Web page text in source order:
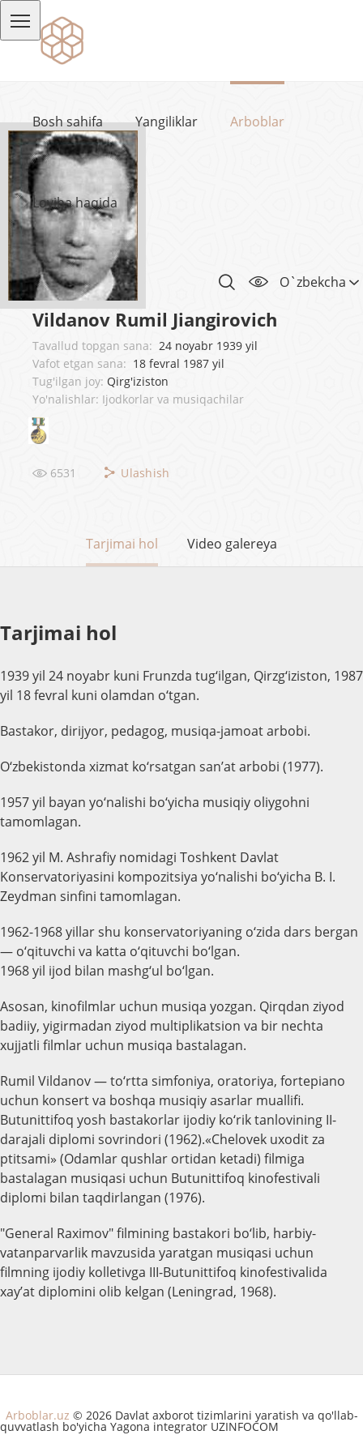
Bosh sahifa Yangiliklar Arboblar
Loyiha haqida
O`zbekcha
Vildanov Rumil Jiangirovich
Tavallud topgan sana: 24 noyabr 1939 yil
Vafot etgan sana: 18 fevral 1987 yil
Tug'ilgan joy: Qirg'iziston
Yo'nalishlar: Ijodkorlar va musiqachilar
6531 Ulashish
Tarjimai hol Video galereya
Tarjimai hol
1939 yil 24 noyabr kuni Frunzda tug‘ilgan, Qirzg‘iziston, 1987
yil 18 fevral kuni olamdan o‘tgan.
Bastakor, dirijyor, pedagog, musiqa-jamoat arbobi.
O‘zbekistonda xizmat ko‘rsatgan san’at arbobi (1977).
1957 yil bayan yo‘nalishi bo‘yicha musiqiy oliygohni
tamomlagan.
1962 yil M. Ashrafiy nomidagi Toshkent Davlat
Konservatoriyasini kompozitsiya yo‘nalishi bo‘yicha B. I.
Zeydman sinfini tamomlagan.
1962-1968 yillar shu konservatoriyaning o‘zida dars bergan
— o‘qituvchi va katta o‘qituvchi bo‘lgan.
1968 yil ijod bilan mashg‘ul bo‘lgan.
Asosan, kinofilmlar uchun musiqa yozgan. Qirqdan ziyod
badiiy, yigirmadan ziyod multiplikatsion va bir nechta
xujjatli filmlar uchun musiqa bastalagan.
Rumil Vildanov — to‘rtta simfoniya, oratoriya, fortepiano
uchun konsert va boshqa musiqiy asarlar muallifi.
Butunittifoq yosh bastakorlar ijodiy ko‘rik tanlovining II-
darajali diplomi sovrindori (1962).«Chelovek uxodit za
ptitsami» (Odamlar qushlar ortidan ketadi) filmiga
bastalagan musiqasi uchun Butunittifoq kinofestivali
diplomi bilan taqdirlangan (1976).
"General Raximov" filmining bastakori bo‘lib, harbiy-
vatanparvarlik mavzusida yaratgan musiqasi uchun
filmning ijodiy kolletivga III-Butunittifoq kinofestivalida
xay’at diplomini olib kelgan (Leningrad, 1968).
Arboblar.uz © 2026 Davlat axborot tizimlarini yaratish va qo'llab-
quvvatlash bo'yicha Yagona integrator UZINFOCOM